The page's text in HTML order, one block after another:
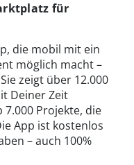
für
die mobil mit ein
möglich macht –
zeigt über 12.000
Deiner Zeit
Projekte, die
App ist kostenlos
– auch 100%